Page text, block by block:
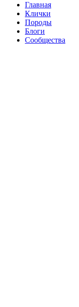
Главная
Клички
Породы
Блоги
Сообщества